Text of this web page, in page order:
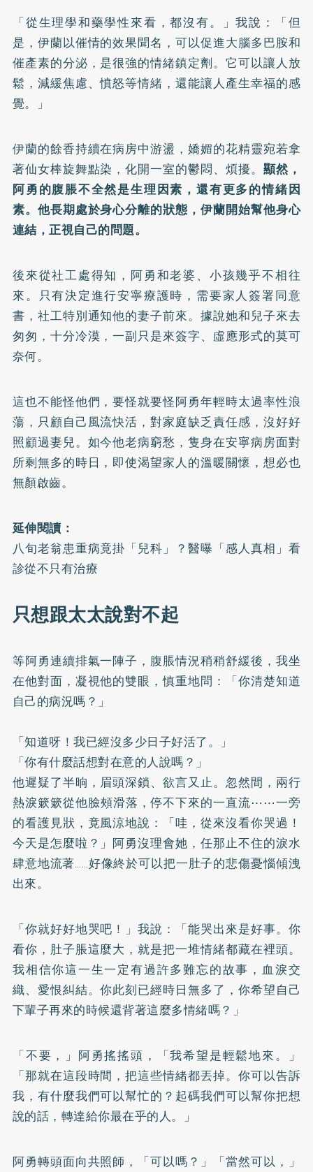
「從生理學和藥學性來看，都沒有。」我說：「但
是，伊蘭以催情的效果聞名，可以促進大腦多巴胺和
催產素的分泌，是很強的情緒鎮定劑。它可以讓人放
鬆，減緩焦慮、憤怒等情緒，還能讓人產生幸福的感
覺。」
伊蘭的餘香持續在病房中游盪，嬌媚的花精靈宛若拿
著仙女棒旋舞點染，化開一室的鬱悶、煩擾。 顯然，
阿勇的腹脹不全然是生理因素，還有更多的情緒因
素。他長期處於身心分離的狀態，伊蘭開始幫他身心
連結，正視自己的問題。
後來從社工處得知，阿勇和老婆、小孩幾乎不相往
來。只有決定進行安寧療護時，需要家人簽署同意
書，社工特別通知他的妻子前來。據說她和兒子來去
匆匆，十分冷漠，一副只是來簽字、虛應形式的莫可
奈何。
這也不能怪他們，要怪就要怪阿勇年輕時太過率性浪
蕩，只顧自己風流快活，對家庭缺乏責任感，沒好好
照顧過妻兒。如今他老病窮愁，隻身在安寧病房面對
所剩無多的時日，即使渴望家人的溫暖關懷，想必也
無顏啟齒。
延伸閱讀：
八旬老翁患重病竟掛「兒科」？醫曝「感人真相」看
診從不只有治療
只想跟太太說對不起
等阿勇連續排氣一陣子，腹脹情況稍稍舒緩後，我坐
在他對面，凝視他的雙眼，慎重地問：「你清楚知道
自己的病況嗎？」
「知道呀！我已經沒多少日子好活了。」
「你有什麼話想對在意的人說嗎？」
他遲疑了半晌，眉頭深鎖、欲言又止。忽然間，兩行
熱淚簌簌從他臉頰滑落，停不下來的一直流⋯⋯一旁
的看護見狀，竟風涼地說：「哇，從來沒看你哭過！
今天是怎麼啦？」阿勇沒理會她，任那止不住的淚水
肆意地流著……好像終於可以把一肚子的悲傷憂惱傾洩
出來。
「你就好好地哭吧！」我說：「能哭出來是好事。你
看你，肚子脹這麼大，就是把一堆情緒都藏在裡頭。
我相信你這一生一定有過許多難忘的故事，血淚交
織、愛恨糾結。你此刻已經時日無多了，你希望自己
下輩子再來的時候還背著這麼多情緒嗎？」
「不要，」阿勇搖搖頭，「我希望是輕鬆地來。」
「那就在這段時間，把這些情緒都丟掉。你可以告訴
我，有什麼我們可以幫忙的？起碼我們可以幫你把想
說的話，轉達給你最在乎的人。」
阿勇轉頭面向共照師，「可以嗎？」「當然可以，」